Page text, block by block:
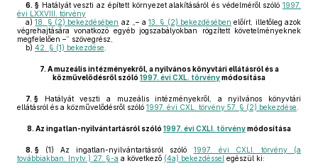
6. § Hatályát veszti az épített környezet alakításáról és védelméről szóló 1997.
évi LXXVIII. törvény
a) 18. § (2) bekezdésében az „– a 13. § (2) bekezdésében előírt, illetőleg azok
végrehajtására vonatkozó egyéb jogszabályokban rögzített követelményeknek
megfelelően –” szövegrész,
b) 42. § (1) bekezdése
7. A muzeális intézményekről, a nyilvános könyvtári ellátásról és a
közművelődésről szóló 1997. évi CXL. törvénymódosítása
7. § Hatályát veszti a muzeális intézményekről, a nyilvános könyvtári
ellátásról és a közművelődésről szóló 1997. évi CXL. törvény 57. § (2) bekezdése
8. Az ingatlan-nyilvántartásról szóló 1997. évi CXLI. törvénymódosítása
8. § (1) Az ingatlan-nyilvántartásról szóló 1997. évi CXLI. törvény (a
továbbiakban: Inytv.) 27. §-a a következő (4a) bekezdéssel egészül ki: